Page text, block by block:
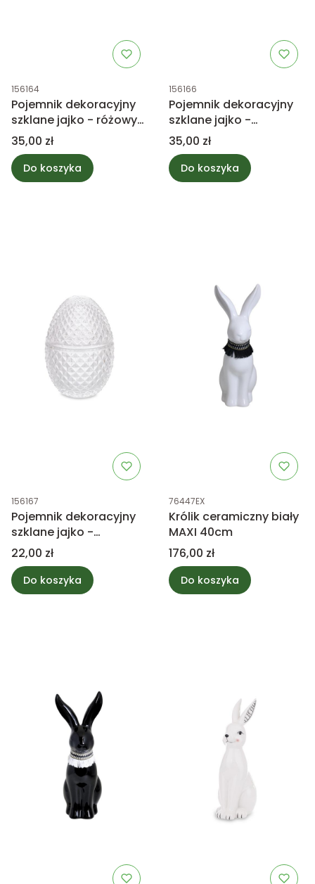
Kod produktu
156164
Pojemnik dekoracyjny
szklane jajko - różowy
11,5cm
Cena
35,00 zł
Do koszyka
Kod produktu
156166
Pojemnik dekoracyjny
szklane jajko -
brzoskwiniowy 11,5cm
Cena
35,00 zł
Do koszyka
Kod produktu
156167
Pojemnik dekoracyjny
szklane jajko -
przeźroczysty 11,5cm
Cena
22,00 zł
Do koszyka
Kod produktu
76447EX
Królik ceramiczny biały
MAXI 40cm
Cena
176,00 zł
Do koszyka